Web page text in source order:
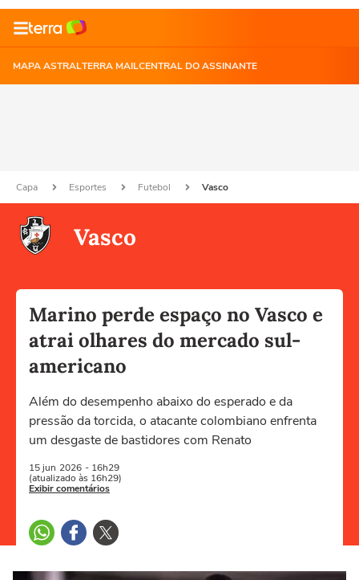
MAPA ASTRALTERRA MAILCENTRAL DO ASSINANTE
Capa Esportes Futebol Vasco
Vasco
Marino perde espaço no Vasco e
atrai olhares do mercado sul-
americano
Além do desempenho abaixo do esperado e da
pressão da torcida, o atacante colombiano enfrenta
um desgaste de bastidores com Renato
15 jun 2026 - 16h29
(atualizado às 16h29)
Exibir comentários